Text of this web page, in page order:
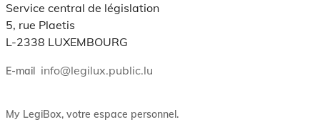
Service central de législation
5, rue Plaetis
L-2338 LUXEMBOURG
E-mail info@legilux.public.lu
My LegiBox, votre espace personnel.